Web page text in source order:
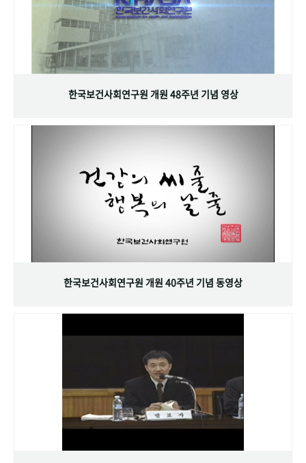
한국보건사회연구원 개원 48주년 기념 영상
한국보건사회연구원 개원 40주년 기념 동영상